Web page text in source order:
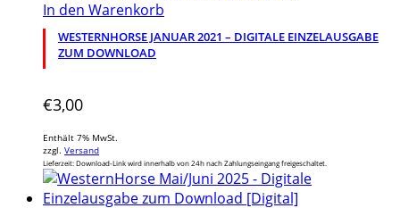
In den Warenkorb
WESTERNHORSE JANUAR 2021 – DIGITALE EINZELAUSGABE
ZUM DOWNLOAD
€3,00
Enthält 7% MwSt.
zzgl. Versand
Lieferzeit: Download-Link wird innerhalb von 24h nach Zahlungseingang freigeschaltet.